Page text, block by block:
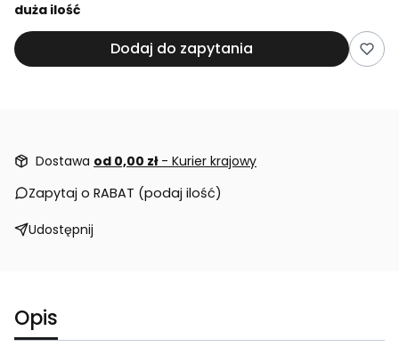
duża ilość
Dodaj do zapytania
Dostawa od 0,00 zł - Kurier krajowy
Zapytaj o RABAT (podaj ilość)
Udostępnij
Opis